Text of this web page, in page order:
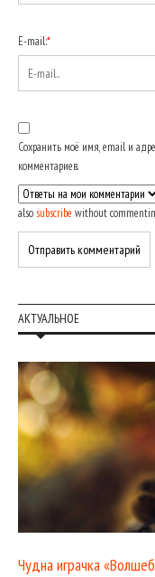
E-mail:*
Сохранить моё имя, email и
комментариев.
also subscribe without
АКТУАЛЬНОЕ
Чудна играчка